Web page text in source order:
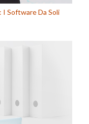
I Software Da Soli